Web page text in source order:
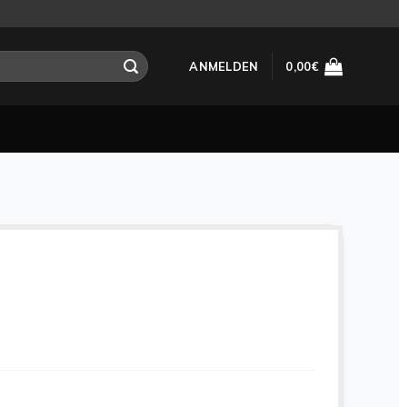
ANMELDEN 0,00€